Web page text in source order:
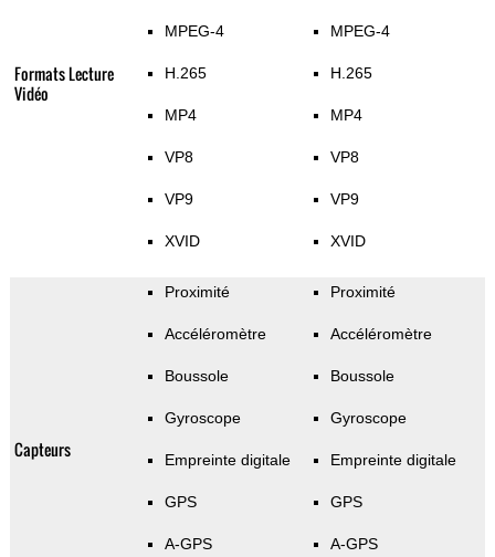
Formats Lecture
Vidéo
MPEG-4
H.265
MP4
VP8
VP9
XVID
MPEG-4
H.265
MP4
VP8
VP9
XVID
Capteurs
Proximité
Accéléromètre
Boussole
Gyroscope
Empreinte digitale
GPS
A-GPS
Proximité
Accéléromètre
Boussole
Gyroscope
Empreinte digitale
GPS
A-GPS